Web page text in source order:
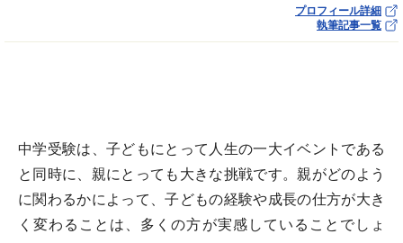
プロフィール詳細
執筆記事一覧
中学受験は、子どもにとって人生の一大イベントである
と同時に、親にとっても大きな挑戦です。親がどのよう
に関わるかによって、子どもの経験や成長の仕方が大き
く変わることは、多くの方が実感していることでしょ